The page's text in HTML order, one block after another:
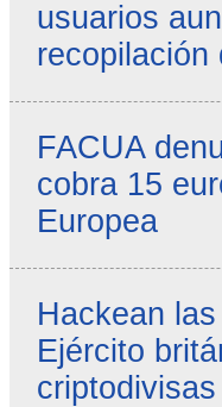
usuarios
recopilación
FACUA
cobra 15
Europea
Hackean
Ejército
criptodivisas